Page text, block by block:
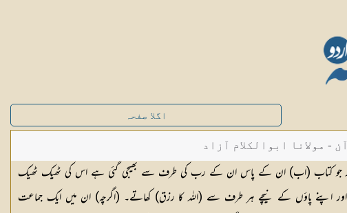
اگلا صفحہ
- مولانا ابوالکلام آزاد
اور جو کتاب (اب) ان کے پاس ان کے رب کی طرف سے بھیجی گئی ہے اس کی ٹھیک ٹھیک
اور اپنے پاؤں کے نیچے ہر طرف سے (اللہ کا رزق) کھاتے۔ (اگرچہ) ان میں ایک جماعت